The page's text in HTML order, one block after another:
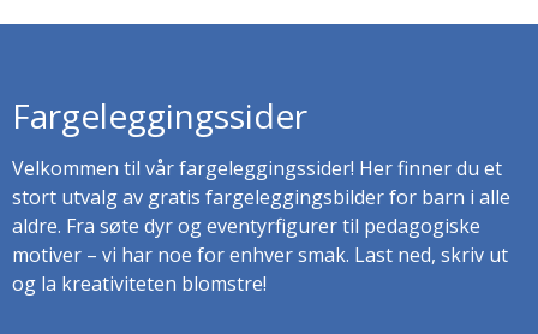
Fargeleggingssider
Velkommen til vår fargeleggingssider! Her finner du et
stort utvalg av gratis fargeleggingsbilder for barn i alle
aldre. Fra søte dyr og eventyrfigurer til pedagogiske
motiver – vi har noe for enhver smak. Last ned, skriv ut
og la kreativiteten blomstre!